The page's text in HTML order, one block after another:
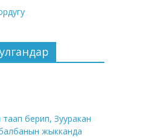
таап берип, Зууракан
жыкканда